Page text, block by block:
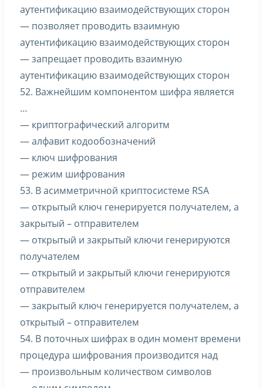
аутентификацию взаимодействующих сторон
— позволяет проводить взаимную
аутентификацию взаимодействующих сторон
— запрещает проводить взаимную
аутентификацию взаимодействующих сторон
52. Важнейшим компонентом шифра является
…
— криптографический алгоритм
— алфавит кодообозначений
— ключ шифрования
— режим шифрования
53. В асимметричной криптосистеме RSA
— открытый ключ генерируется получателем, а
закрытый – отправителем
— открытый и закрытый ключи генерируются
получателем
— открытый и закрытый ключи генерируются
отправителем
— закрытый ключ генерируется получателем, а
открытый – отправителем
54. В поточных шифрах в один момент времени
процедура шифрования производится над
— произвольным количеством символов